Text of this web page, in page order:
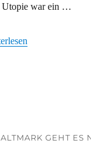
Utopie war ein …
gegen
GEHT